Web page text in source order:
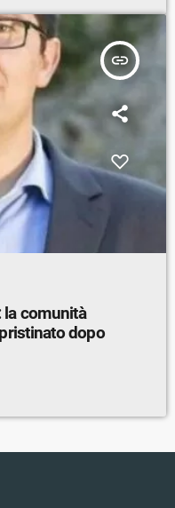
insert_link
la comunità
dopo